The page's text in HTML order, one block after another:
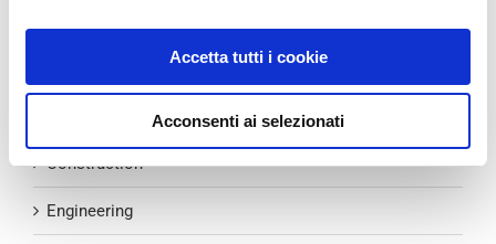
Accetta tutti i cookie
Acconsenti ai selezionati
Construction
Engineering